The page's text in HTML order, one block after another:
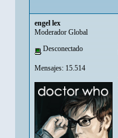
engel lex
Moderador Global
Desconectado
Mensajes: 15.514